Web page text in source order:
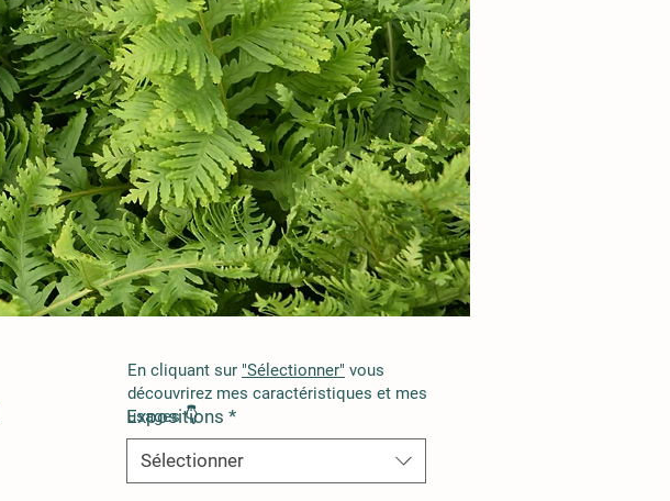
Expositions *
Sélectionner
En cliquant sur "Sélectionner" vous
découvrirez mes caractéristiques et mes
usages 👇